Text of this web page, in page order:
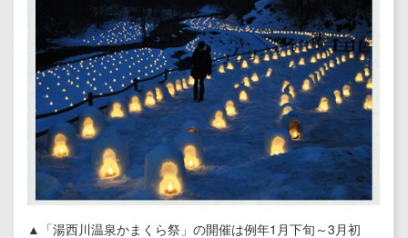
▲「湯西川温泉かまくら祭」の開催は例年1月下旬～3月初